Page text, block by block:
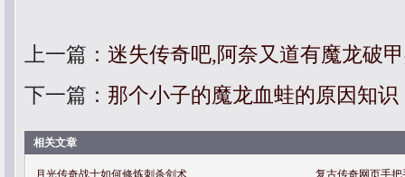
上一篇： 迷失传奇吧,阿奈又道有魔龙破
下一篇： 那个小子的魔龙血蛙的原因知识
相关文章
月光传奇战士如何修炼刺杀剑术
复古传奇网页手